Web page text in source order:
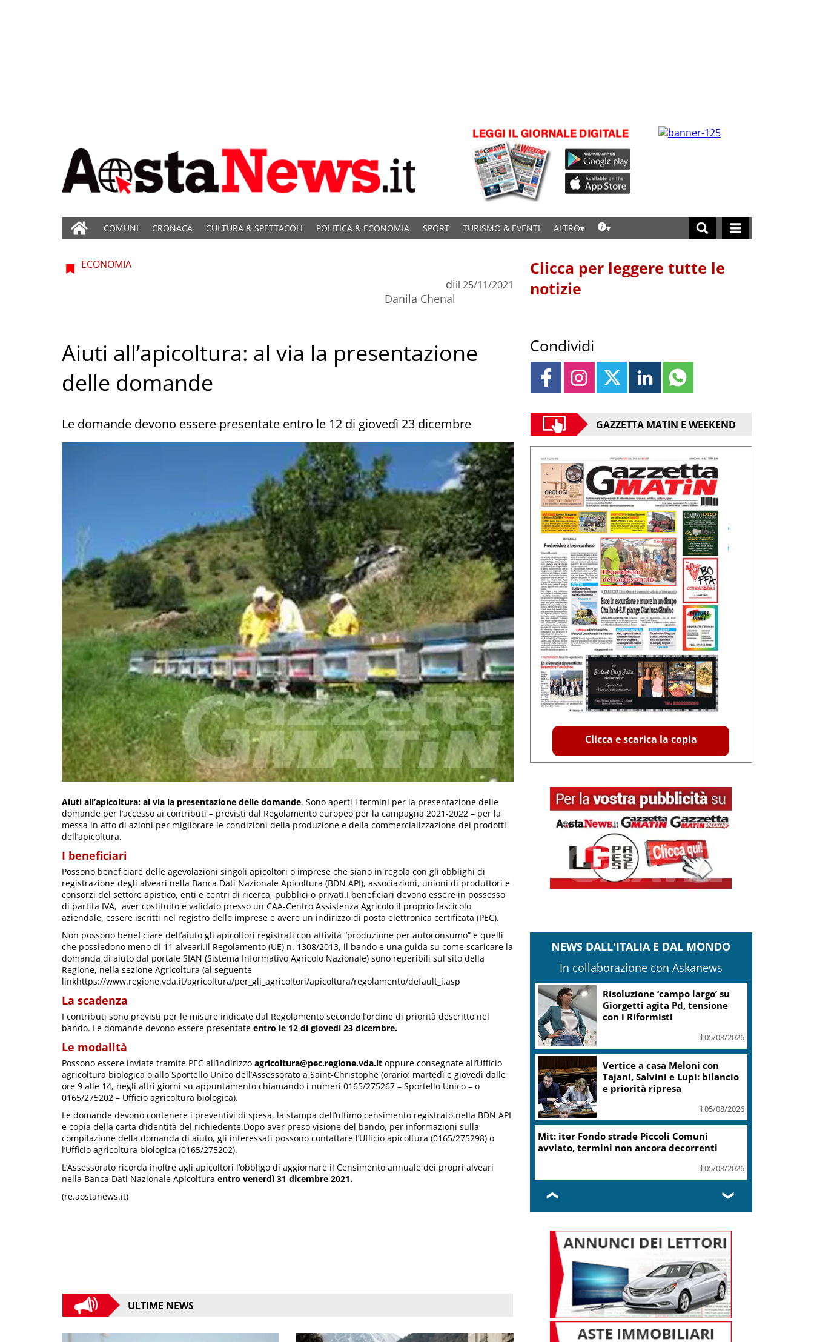
COMUNI CRONACA CULTURA & SPETTACOLI POLITICA & ECONOMIA SPORT TURISMO & EVENTI ALTRO
ECONOMIA
di
Danila Chenal
il 25/11/2021
Aiuti all’apicoltura: al via la presentazione
delle domande
Le domande devono essere presentate entro le 12 di giovedì 23 dicembre
Aiuti all’apicoltura: al via la presentazione delle domande. Sono aperti i termini per la presentazione delle
domande per l’accesso ai contributi – previsti dal Regolamento europeo per la campagna 2021-2022 – per la
messa in atto di azioni per migliorare le condizioni della produzione e della commercializzazione dei prodotti
dell’apicoltura.
I beneficiari
Possono beneficiare delle agevolazioni singoli apicoltori o imprese che siano in regola con gli obblighi di
registrazione degli alveari nella Banca Dati Nazionale Apicoltura (BDN API), associazioni, unioni di produttori e
consorzi del settore apistico, enti e centri di ricerca, pubblici o privati.I beneficiari devono essere in possesso
di partita IVA, aver costituito e validato presso un CAA-Centro Assistenza Agricolo il proprio fascicolo
aziendale, essere iscritti nel registro delle imprese e avere un indirizzo di posta elettronica certificata (PEC).
Non possono beneficiare dell’aiuto gli apicoltori registrati con attività “produzione per autoconsumo” e quelli
che possiedono meno di 11 alveari.Il Regolamento (UE) n. 1308/2013, il bando e una guida su come scaricare la
domanda di aiuto dal portale SIAN (Sistema Informativo Agricolo Nazionale) sono reperibili sul sito della
Regione, nella sezione Agricoltura (al seguente
linkhttps://www.regione.vda.it/agricoltura/per_gli_agricoltori/apicoltura/regolamento/default_i.asp
La scadenza
I contributi sono previsti per le misure indicate dal Regolamento secondo l’ordine di priorità descritto nel
bando. Le domande devono essere presentate entro le 12 di giovedì 23 dicembre.
Le modalità
Possono essere inviate tramite PEC all’indirizzo agricoltura@pec.regione.vda.it oppure consegnate all’Ufficio
agricoltura biologica o allo Sportello Unico dell’Assessorato a Saint-Christophe (orario: martedì e giovedì dalle
ore 9 alle 14, negli altri giorni su appuntamento chiamando i numeri 0165/275267 – Sportello Unico – o
0165/275202 – Ufficio agricoltura biologica).
Le domande devono contenere i preventivi di spesa, la stampa dell’ultimo censimento registrato nella BDN API
e copia della carta d’identità del richiedente.Dopo aver preso visione del bando, per informazioni sulla
compilazione della domanda di aiuto, gli interessati possono contattare l’Ufficio apicoltura (0165/275298) o
l’Ufficio agricoltura biologica (0165/275202).
L’Assessorato ricorda inoltre agli apicoltori l’obbligo di aggiornare il Censimento annuale dei propri alveari
nella Banca Dati Nazionale Apicoltura entro venerdì 31 dicembre 2021.
(re.aostanews.it)
ULTIME NEWS
Clicca per leggere tutte le
notizie
Condividi
GAZZETTA MATIN E WEEKEND
Clicca e scarica la copia
NEWS DALL'ITALIA E DAL MONDO
In collaborazione con Askanews
Risoluzione ‘campo largo’ su
Giorgetti agita Pd, tensione
con i Riformisti
il 05/08/2026
Vertice a casa Meloni con
Tajani, Salvini e Lupi: bilancio
e priorità ripresa
il 05/08/2026
Mit: iter Fondo strade Piccoli Comuni
avviato, termini non ancora decorrenti
il 05/08/2026
❮ ❯